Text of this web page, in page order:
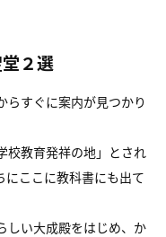
２選
らすぐに案内が見つかり
校教育発祥の地」とされ
にここに教科書にも出て
しい大成殿をはじめ、か